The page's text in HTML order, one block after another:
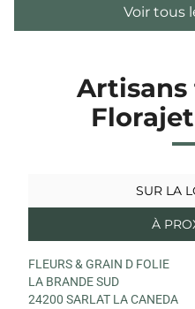
Voir tous
SUR LA
À
FLEURS & GRAIN D FOLIE
LA BRANDE SUD
24200 SARLAT LA CANEDA